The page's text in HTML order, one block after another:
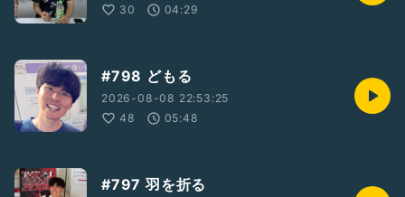
30
04:29
#798 どもる
2026-08-08 22:53:25
48
05:48
#797 羽を折る